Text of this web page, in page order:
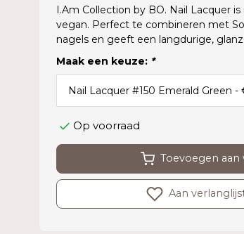
I.Am Collection by BO. Nail Lacquer
vegan. Perfect te combineren met
nagels en geeft een langdurige,
Maak een keuze: *
Op voorraad
Toevoegen
Aan